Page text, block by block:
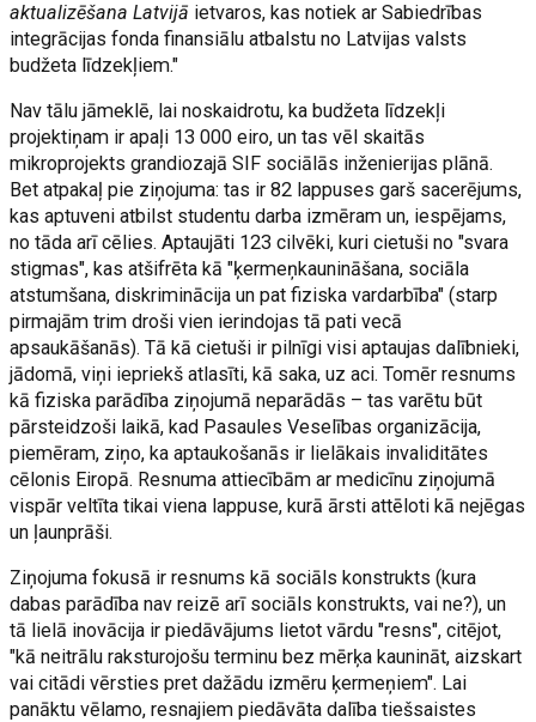
aktualizēšana Latvijā ietvaros, kas notiek ar Sabiedrības
integrācijas fonda finansiālu atbalstu no Latvijas valsts
budžeta līdzekļiem."
Nav tālu jāmeklē, lai noskaidrotu, ka budžeta līdzekļi
projektiņam ir apaļi 13 000 eiro, un tas vēl skaitās
mikroprojekts grandiozajā SIF sociālās inženierijas plānā.
Bet atpakaļ pie ziņojuma: tas ir 82 lappuses garš sacerējums,
kas aptuveni atbilst studentu darba izmēram un, iespējams,
no tāda arī cēlies. Aptaujāti 123 cilvēki, kuri cietuši no "svara
stigmas", kas atšifrēta kā "ķermeņkaunināšana, sociāla
atstumšana, diskriminācija un pat fiziska vardarbība" (starp
pirmajām trim droši vien ierindojas tā pati vecā
apsaukāšanās). Tā kā cietuši ir pilnīgi visi aptaujas dalībnieki,
jādomā, viņi iepriekš atlasīti, kā saka, uz aci. Tomēr resnums
kā fiziska parādība ziņojumā neparādās – tas varētu būt
pārsteidzoši laikā, kad Pasaules Veselības organizācija,
piemēram, ziņo, ka aptaukošanās ir lielākais invaliditātes
cēlonis Eiropā. Resnuma attiecībām ar medicīnu ziņojumā
vispār veltīta tikai viena lappuse, kurā ārsti attēloti kā nejēgas
un ļaunprāši.
Ziņojuma fokusā ir resnums kā sociāls konstrukts (kura
dabas parādība nav reizē arī sociāls konstrukts, vai ne?), un
tā lielā inovācija ir piedāvājums lietot vārdu "resns", citējot,
"kā neitrālu raksturojošu terminu bez mērķa kaunināt, aizskart
vai citādi vērsties pret dažādu izmēru ķermeņiem". Lai
panāktu vēlamo, resnajiem piedāvāta dalība tiešsaistes